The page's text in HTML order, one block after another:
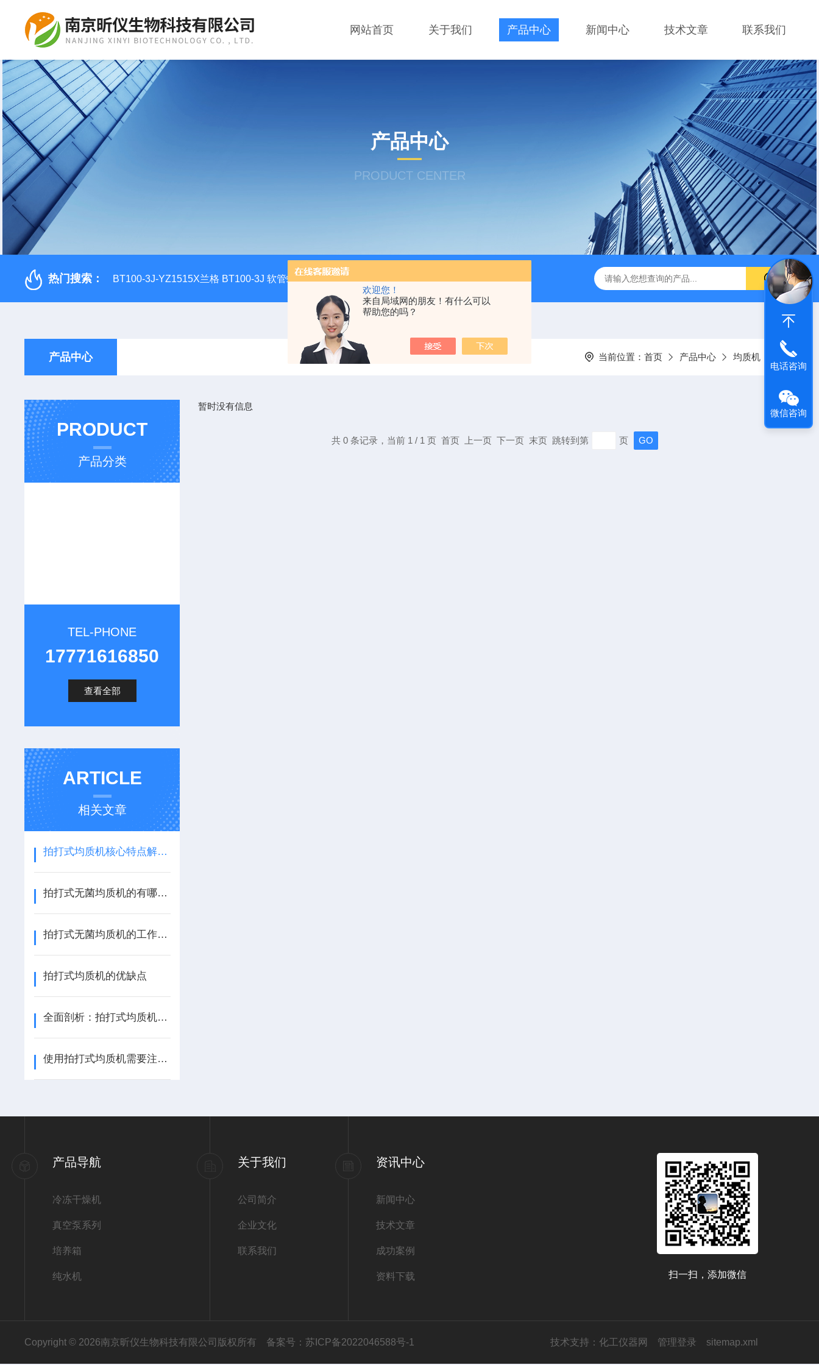
欢迎您！
来自局域网的朋友！有什么可以
帮助您的吗？
网站首页 关于我们 产品中心 新闻中心 技术文章 联系我们
产品中心
PRODUCT CENTER
热门搜索： BT100-3J-YZ1515X兰格 BT100-3J 软管蠕动泵 LDS-1G上海青浦绿洲粮食谷物水分测定仪 叶拓 MGC-1000P 恒温恒湿光照培养箱 LRH-300DB叶拓
产品中心 当前位置： 首页 产品中心 均质机
PRODUCT
产品分类
TEL-PHONE
17771616850
查看全部
ARTICLE
相关文章
拍打式均质机核心特点解析：赋能样品均匀化精准处理
拍打式无菌均质机的有哪些应用？
拍打式无菌均质机的工作原理来了解下！
拍打式均质机的优缺点
全面剖析：拍打式均质机故障现象、原因与应对
使用拍打式均质机需要注意的细节有哪些？
暂时没有信息
共 0 条记录，当前 1 / 1 页 首页 上一页 下一页 末页 跳转到第 页
产品导航
冷冻干燥机
真空泵系列
培养箱
纯水机
关于我们
公司简介
企业文化
联系我们
资讯中心
新闻中心
技术文章
成功案例
资料下载 扫一扫，添加微信
Copyright © 2026南京昕仪生物科技有限公司版权所有 备案号：苏ICP备2022046588号-1 技术支持： 化工仪器网 管理登录 sitemap.xml
电话咨询
微信咨询